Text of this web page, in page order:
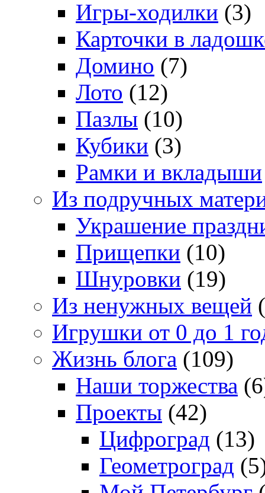
Игры-ходилки (3)
Карточки в
Домино (7)
Лото (12)
Пазлы (10)
Кубики (3)
Рамки и вкладыши
Из подручных
Украшение
Прищепки (10)
Шнуровки (19)
Из ненужных вещей
Игрушки от 0 до 1
Жизнь блога (109)
Наши торжества
Проекты (42)
Цифроград (13)
Геометроград